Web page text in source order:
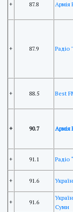
+ 87.8 Армія
+ 87.9 Радіо
+ 88.5 Best
+ 90.7 Армія
+ 91.1 Радіо
+ 91.6
+ 91.6
Суми